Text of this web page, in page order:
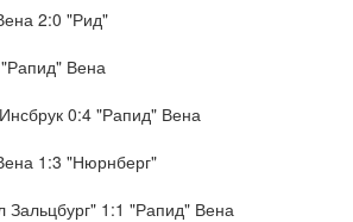
2:0 "Рид"
Вена
0:4 "Рапид" Вена
1:3 "Нюрнберг"
Зальцбург" 1:1 "Рапид" Вена